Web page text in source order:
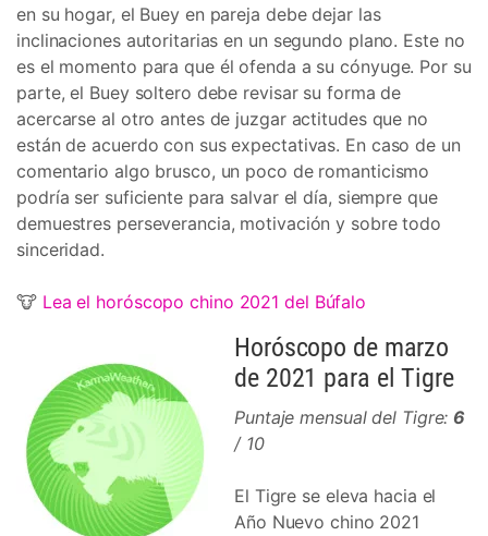
en su hogar, el Buey en pareja debe dejar las
inclinaciones autoritarias en un segundo plano. Este no
es el momento para que él ofenda a su cónyuge. Por su
parte, el Buey soltero debe revisar su forma de
acercarse al otro antes de juzgar actitudes que no
están de acuerdo con sus expectativas. En caso de un
comentario algo brusco, un poco de romanticismo
podría ser suficiente para salvar el día, siempre que
demuestres perseverancia, motivación y sobre todo
sinceridad.
🐮 Lea el horóscopo chino 2021 del Búfalo
Horóscopo de marzo
de 2021 para el Tigre
Puntaje mensual del Tigre: 6
/ 10
El Tigre se eleva hacia el
Año Nuevo chino 2021